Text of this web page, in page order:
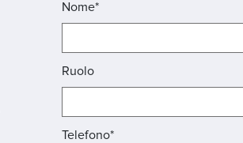
Nome*
Ruolo
Telefono*